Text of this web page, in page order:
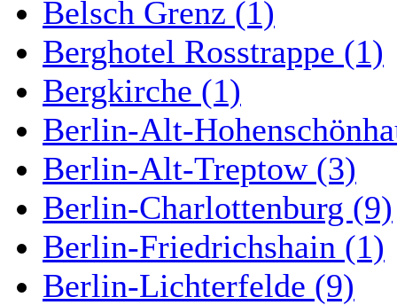
Belsch Grenz (1)
Berghotel Rosstrappe (1)
Bergkirche (1)
Berlin-Alt-
Berlin-Alt-Treptow (3)
Berlin-Charlottenburg (9)
Berlin-Friedrichshain (1)
Berlin-Lichterfelde (9)